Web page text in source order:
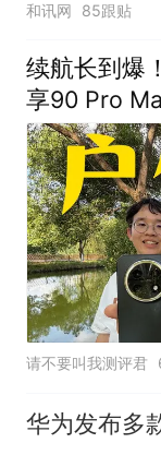
和讯网 85跟贴
续航长到爆
享90 Pro
验
请不要叫我测评君
华为发布多